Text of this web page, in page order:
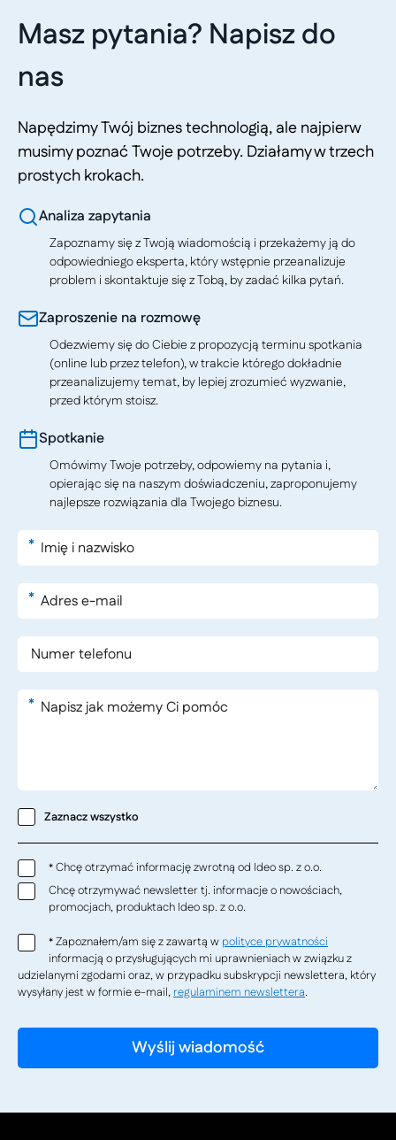
Masz pytania? Napisz do
nas
Napędzimy Twój biznes technologią, ale najpierw
musimy poznać Twoje potrzeby. Działamy w trzech
prostych krokach.
Analiza zapytania
Zapoznamy się z Twoją wiadomością i przekażemy ją do
odpowiedniego eksperta, który wstępnie przeanalizuje
problem i skontaktuje się z Tobą, by zadać kilka pytań.
Zaproszenie na rozmowę
Odezwiemy się do Ciebie z propozycją terminu spotkania
(online lub przez telefon), w trakcie którego dokładnie
przeanalizujemy temat, by lepiej zrozumieć wyzwanie,
przed którym stoisz.
Spotkanie
Omówimy Twoje potrzeby, odpowiemy na pytania i,
opierając się na naszym doświadczeniu, zaproponujemy
najlepsze rozwiązania dla Twojego biznesu.
*
*
*
Zaznacz wszystko
*Chcę otrzymać informację zwrotną od Ideo sp. z o.o.
Chcę otrzymywać newsletter tj. informacje o nowościach,
promocjach, produktach Ideo sp. z o.o.
*Zapoznałem/am się z zawartą w polityce prywatności
informacją o przysługujących mi uprawnieniach w związku z
udzielanymi zgodami oraz, w przypadku subskrypcji newslettera, który
wysyłany jest w formie e-mail, regulaminem newslettera.